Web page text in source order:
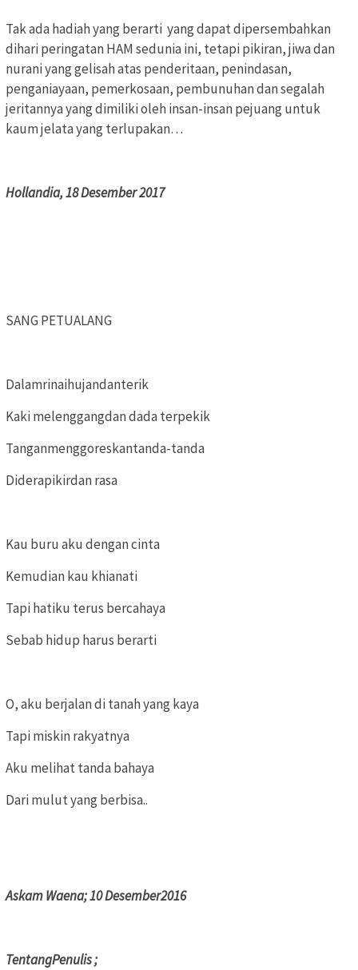
Tak ada hadiah yang berarti yang dapat dipersembahkan
dihari peringatan HAM sedunia ini, tetapi pikiran, jiwa dan
nurani yang gelisah atas penderitaan, penindasan,
penganiayaan, pemerkosaan, pembunuhan dan segalah
jeritannya yang dimiliki oleh insan-insan pejuang untuk
kaum jelata yang terlupakan…
Hollandia, 18 Desember 2017
SANG PETUALANG
Dalamrinaihujandanterik
Kaki melenggangdan dada terpekik
Tanganmenggoreskantanda-tanda
Diderapikirdan rasa
Kau buru aku dengan cinta
Kemudian kau khianati
Tapi hatiku terus bercahaya
Sebab hidup harus berarti
O, aku berjalan di tanah yang kaya
Tapi miskin rakyatnya
Aku melihat tanda bahaya
Dari mulut yang berbisa..
Askam Waena; 10 Desember2016
TentangPenulis ;